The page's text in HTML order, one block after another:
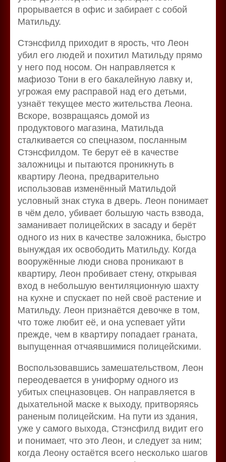
прорывается в офис и забирает с собой
Матильду.
Стэнсфилд приходит в ярость, что Леон
убил его людей и похитил Матильду прямо
у него под носом. Он направляется к
мафиозо Тони в его бакалейную лавку и,
угрожая ему расправой над его детьми,
узнаёт текущее место жительства Леона.
Вскоре, возвращаясь домой из
продуктового магазина, Матильда
сталкивается со спецназом, посланным
Стэнсфилдом. Те берут её в качестве
заложницы и пытаются проникнуть в
квартиру Леона, предварительно
использовав изменённый Матильдой
условный знак стука в дверь. Леон понимает
в чём дело, убивает большую часть взвода,
заманивает полицейских в засаду и берёт
одного из них в качестве заложника, быстро
вынуждая их освободить Матильду. Когда
вооружённые люди снова проникают в
квартиру, Леон пробивает стену, открывая
вход в небольшую вентиляционную шахту
на кухне и спускает по ней своё растение и
Матильду. Леон признаётся девочке в том,
что тоже любит её, и она успевает уйти
прежде, чем в квартиру попадает граната,
выпущенная отчаявшимися полицейскими.
Воспользовавшись замешательством, Леон
переодевается в униформу одного из
убитых спецназовцев. Он направляется в
дыхательной маске к выходу, притворяясь
раненым полицейским. На пути из здания,
уже у самого выхода, Стэнсфилд видит его
и понимает, что это Леон, и следует за ним;
когда Леону остаётся всего несколько шагов